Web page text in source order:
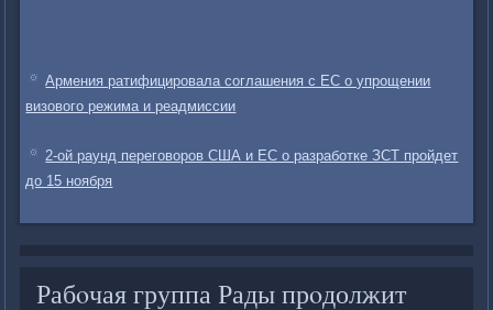
Армения ратифицировала соглашения с ЕС о упрощении
визового режима и реадмиссии
2-ой раунд переговоров США и ЕС о разработке ЗСТ пройдет
до 15 ноября
Рабοчая группа Рады прοдолжит